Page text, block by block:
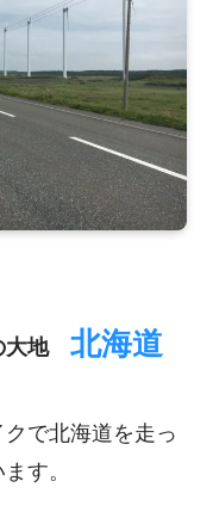
大地北海道
で北海道を走っ
す。